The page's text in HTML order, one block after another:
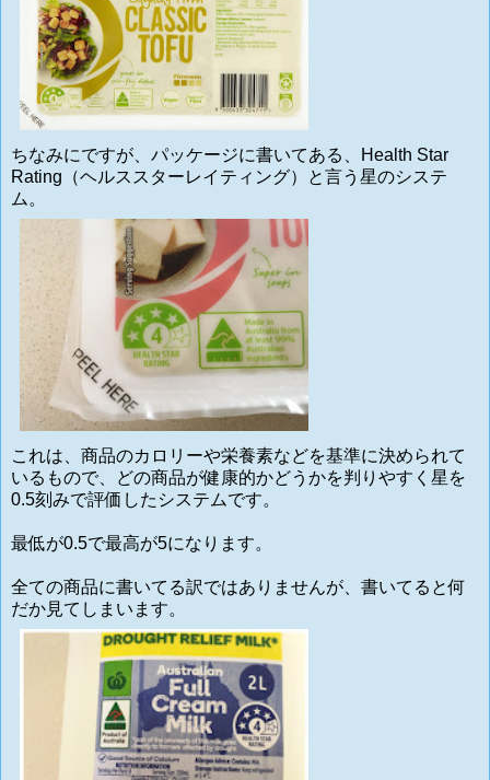
ちなみにですが、パッケージに書いてある、Health Star
Rating（ヘルススターレイティング）と言う星のシステ
ム。
これは、商品のカロリーや栄養素などを基準に決められて
いるもので、どの商品が健康的かどうかを判りやすく星を
0.5刻みで評価したシステムです。
最低が0.5で最高が5になります。
全ての商品に書いてる訳ではありませんが、書いてると何
だか見てしまいます。